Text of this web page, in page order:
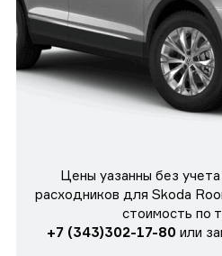
Цены уазанны без
расходников для Skoda
стоимость по
+7 (343)302-17-80 или